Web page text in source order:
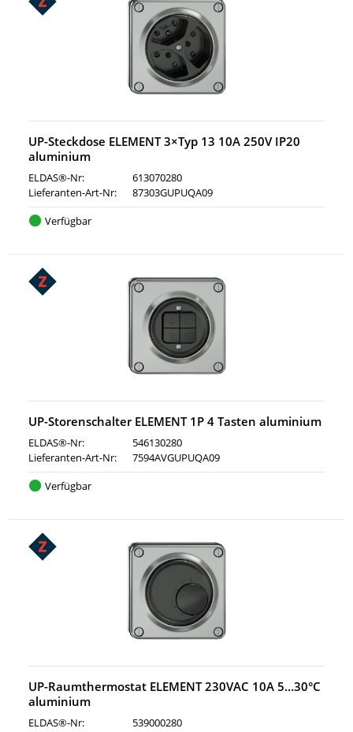
UP-Steckdose ELEMENT 3×Typ 13 10A 250V IP20
aluminium
ELDAS®-Nr:
613070280
Lieferanten-Art-Nr:
87303GUPUQA09
Verfügbar
UP-Storenschalter ELEMENT 1P 4 Tasten aluminium
ELDAS®-Nr:
546130280
Lieferanten-Art-Nr:
7594AVGUPUQA09
Verfügbar
UP-Raumthermostat ELEMENT 230VAC 10A 5…30°C
aluminium
ELDAS®-Nr:
539000280